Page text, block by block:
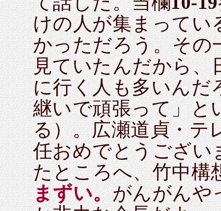
けの人が集まってい
かっただろう。その
見ていたんだから、
に行く人も多いんだ
継いで頑張って」と
る）。広瀬道貞・テ
任おめでとうござい
たところへ、竹中構
まずい。がんがんや